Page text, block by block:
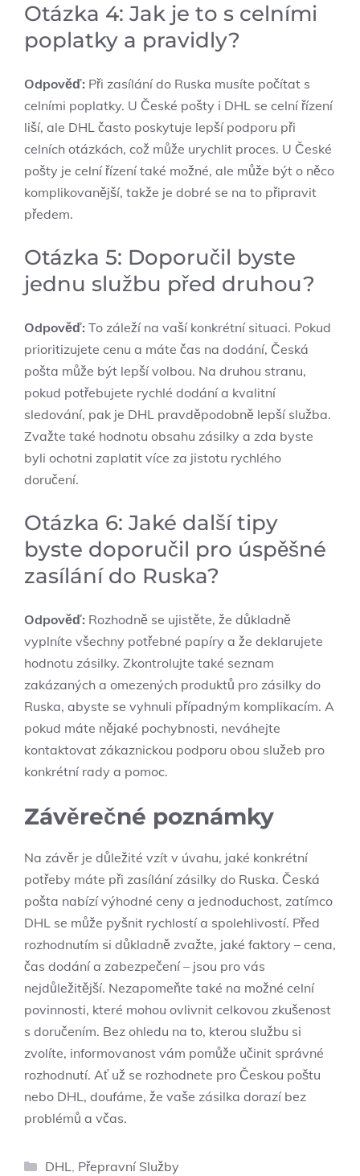
Otázka 4: Jak je to s celními
poplatky a pravidly?
Odpověď: Při zasílání do Ruska musíte počítat s
celními poplatky. U České pošty i DHL se celní řízení
liší, ale DHL často poskytuje lepší podporu při
celních otázkách, což může urychlit proces. U České
pošty je celní řízení také možné, ale může být o něco
komplikovanější, takže je dobré se na to připravit
předem.
Otázka 5: Doporučil byste
jednu službu před druhou?
Odpověď: To záleží na vaší konkrétní situaci. Pokud
prioritizujete cenu a máte čas na dodání, Česká
pošta může být lepší volbou. Na druhou stranu,
pokud potřebujete rychlé dodání a kvalitní
sledování, pak je DHL pravděpodobně lepší služba.
Zvažte také hodnotu obsahu zásilky a zda byste
byli ochotni zaplatit více za jistotu rychlého
doručení.
Otázka 6: Jaké další tipy
byste doporučil pro úspěšné
zasílání do Ruska?
Odpověď: Rozhodně se ujistěte, že důkladně
vyplníte všechny potřebné papíry a že deklarujete
hodnotu zásilky. Zkontrolujte také seznam
zakázaných a omezených produktů pro zásilky do
Ruska, abyste se vyhnuli případným komplikacím. A
pokud máte nějaké pochybnosti, neváhejte
kontaktovat zákaznickou podporu obou služeb pro
konkrétní rady a pomoc.
Závěrečné poznámky
Na závěr je důležité vzít v úvahu, jaké konkrétní
potřeby máte při zasílání zásilky do Ruska. Česká
pošta nabízí výhodné ceny a jednoduchost, zatímco
DHL se může pyšnit rychlostí a spolehlivostí. Před
rozhodnutím si důkladně zvažte, jaké faktory – cena,
čas dodání a zabezpečení – jsou pro vás
nejdůležitější. Nezapomeňte také na možné celní
povinnosti, které mohou ovlivnit celkovou zkušenost
s doručením. Bez ohledu na to, kterou službu si
zvolíte, informovanost vám pomůže učinit správné
rozhodnutí. Ať už se rozhodnete pro Českou poštu
nebo DHL, doufáme, že vaše zásilka dorazí bez
problémů a včas.
Rubriky
DHL, Přepravní Služby